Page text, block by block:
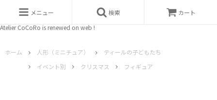
Atelier CoCoRo is renewed on web !
メニュー 検索 カート
ホーム 人形（ミニチュア）
ティールの子どもたち
イベント別
クリスマス フィギュア